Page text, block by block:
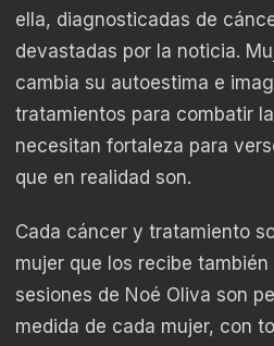
ella, diagnosticadas de
devastadas por la noticia.
cambia su autoestima e
tratamientos para combatir
necesitan fortaleza para
que en realidad son.
Cada cáncer y tratamiento
mujer que los recibe también
sesiones de Noé Oliva son
medida de cada mujer, con